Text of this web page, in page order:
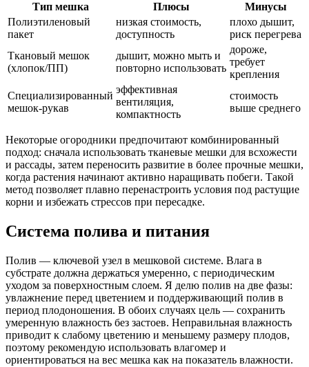
Тип мешка Плюсы
Минусы
Полиэтиленовый
пакет
низкая стоимость,
доступность
плохо дышит,
риск перегрева
Ткановый мешок
(хлопок/ПП)
дышит, можно мыть и
повторно использовать
дороже,
требует
крепления
Специализированный
мешок-рукав
эффективная
вентиляция,
компактность
стоимость
выше среднего
Некоторые огородники предпочитают комбинированный
подход: сначала использовать тканевые мешки для всхожести
и рассады, затем переносить развитие в более прочные мешки,
когда растения начинают активно наращивать побеги. Такой
метод позволяет плавно перенастроить условия под растущие
корни и избежать стрессов при пересадке.
Система полива и питания
Полив — ключевой узел в мешковой системе. Влага в
субстрате должна держаться умеренно, с периодическим
уходом за поверхностным слоем. Я делю полив на две фазы:
увлажнение перед цветением и поддерживающий полив в
период плодоношения. В обоих случаях цель — сохранить
умеренную влажность без застоев. Неправильная влажность
приводит к слабому цветению и меньшему размеру плодов,
поэтому рекомендую использовать влагомер и
ориентироваться на вес мешка как на показатель влажности.